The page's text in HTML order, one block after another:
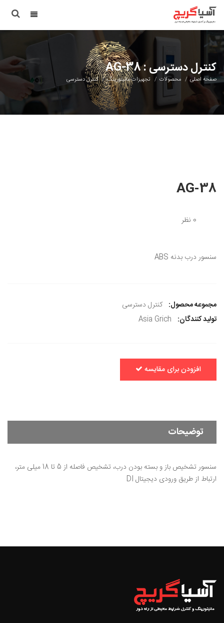
کنترل دسترسی : AG-38
صفحه اصلی محصولات تجهیزات مانیتورینگ کنترل دسترسی
AG-38
0 نظر
سنسور درب بدنه ABS
مجموعه محصول: کنترل دسترسی
تولید کنندگان: Asia Grich
افزودن برای مقایسه
توضیحات
سنسور تشخیص باز و بسته بودن درب، تشخیص فاصله از 5 تا 18 میلی متر،
ارتباط از طریق ورودی دیجیتال DI